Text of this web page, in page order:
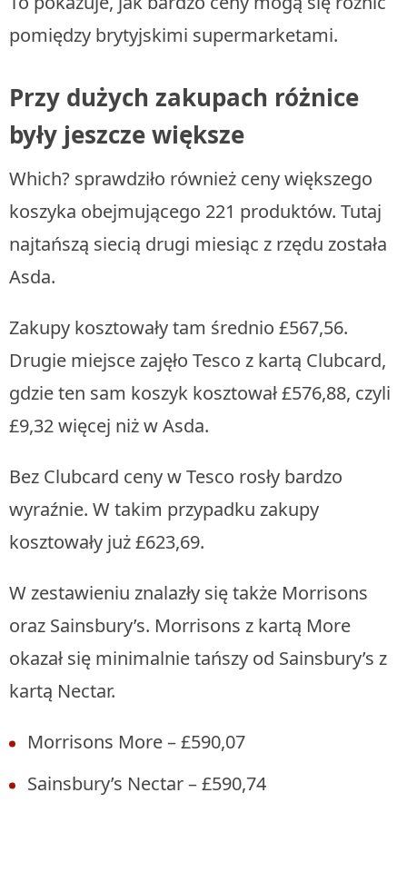
pomiędzy brytyjskimi supermarketami.
Przy dużych zakupach różnice
były jeszcze większe
Which? sprawdziło również ceny większego
koszyka obejmującego 221 produktów. Tutaj
najtańszą siecią drugi miesiąc z rzędu została
Asda.
Zakupy kosztowały tam średnio £567,56.
Drugie miejsce zajęło Tesco z kartą Clubcard,
gdzie ten sam koszyk kosztował £576,88, czyli
£9,32 więcej niż w Asda.
Bez Clubcard ceny w Tesco rosły bardzo
wyraźnie. W takim przypadku zakupy
kosztowały już £623,69.
W zestawieniu znalazły się także Morrisons
oraz Sainsbury’s. Morrisons z kartą More
okazał się minimalnie tańszy od Sainsbury’s z
kartą Nectar.
Morrisons More – £590,07
Sainsbury’s Nectar – £590,74